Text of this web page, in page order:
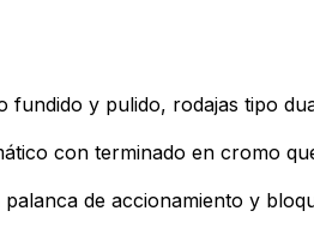
fundido y pulido, rodajas tipo
con terminado en cromo
de accionamiento y